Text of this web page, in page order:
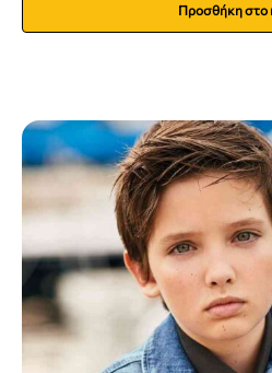
Προσθήκη στο